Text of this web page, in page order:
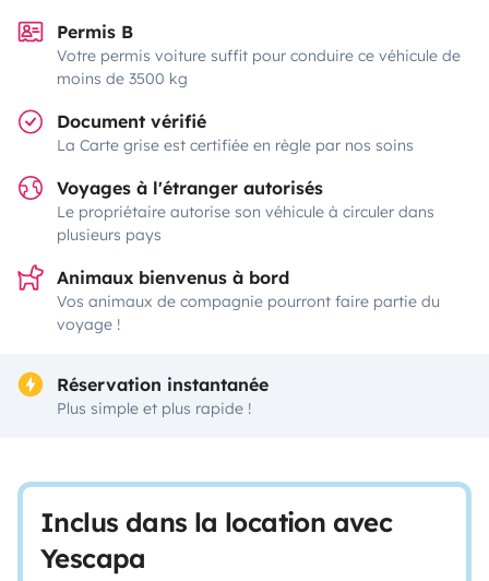
Permis B
Votre permis voiture suffit pour conduire ce véhicule de
moins de 3500 kg
Document vérifié
La Carte grise est certifiée en règle par nos soins
Voyages à l'étranger autorisés
Le propriétaire autorise son véhicule à circuler dans
plusieurs pays
Animaux bienvenus à bord
Vos animaux de compagnie pourront faire partie du
voyage !
Réservation instantanée
Plus simple et plus rapide !
Inclus dans la location avec
Yescapa